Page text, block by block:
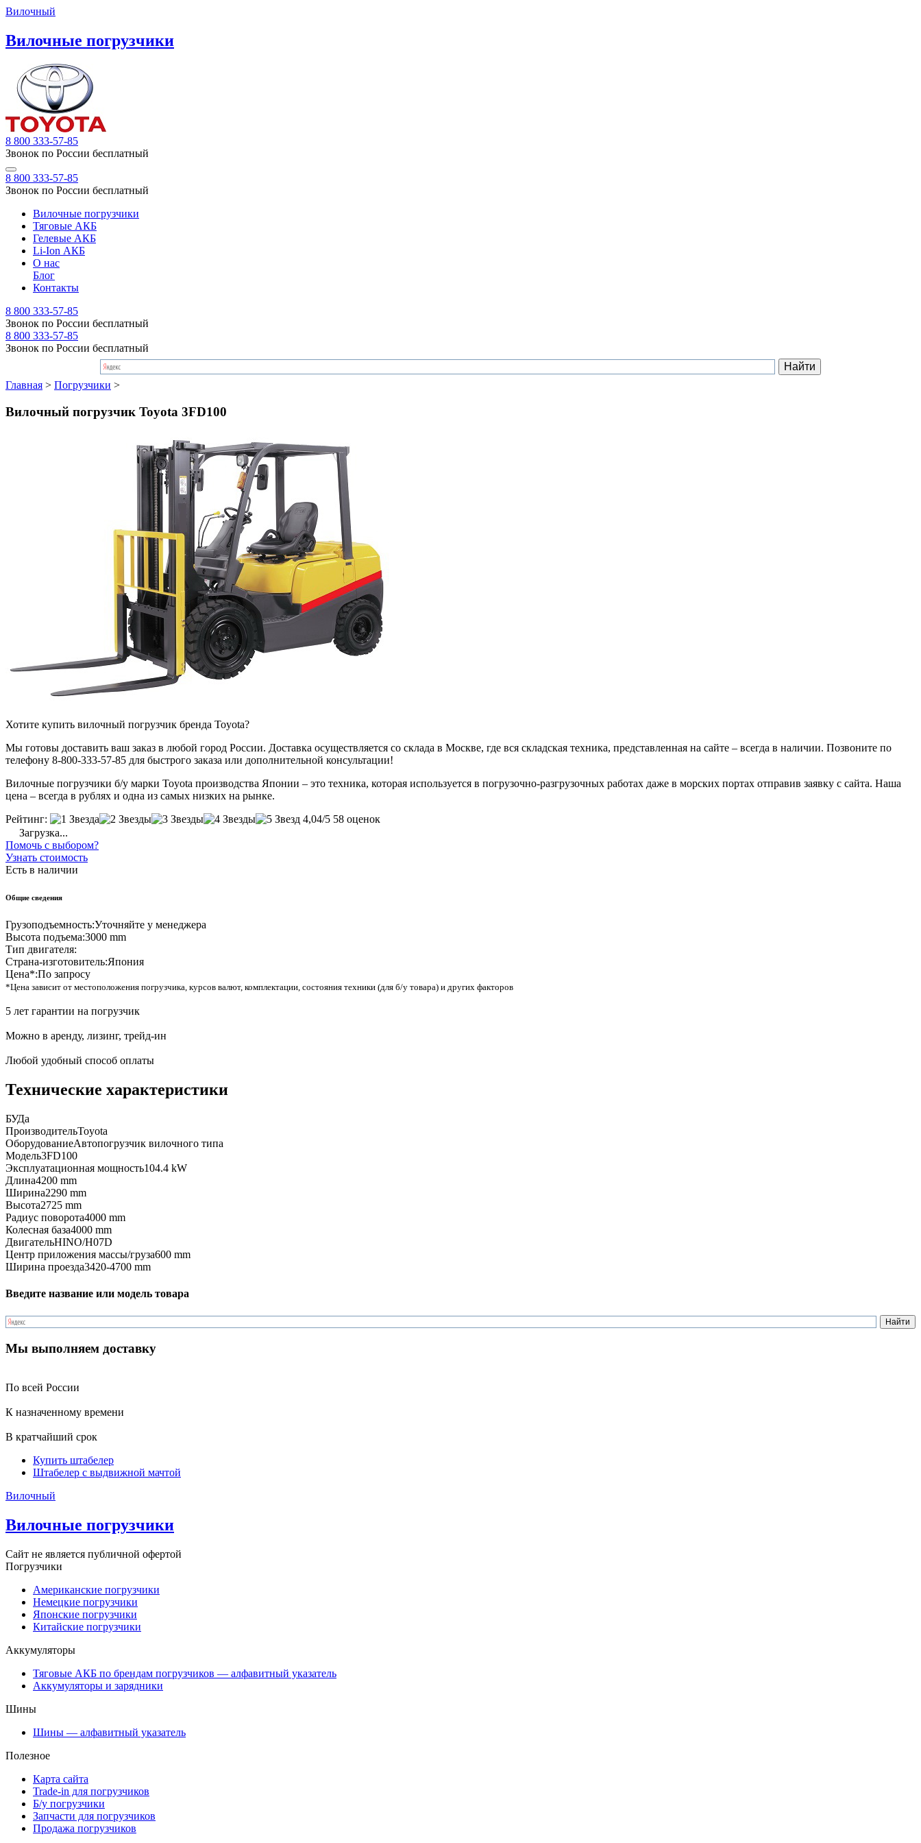
Вилочный
Вилочные погрузчики
8 800 333-57-85
Звонок по России бесплатный
8 800 333-57-85
Звонок по России бесплатный
Вилочные погрузчики
Тяговые АКБ
Гелевые АКБ
Li-Ion АКБ
О нас
Блог
Контакты
8 800 333-57-85
Звонок по России бесплатный
8 800 333-57-85
Звонок по России бесплатный
Главная > Погрузчики >
Вилочный погрузчик Toyota 3FD100
Хотите купить вилочный погрузчик бренда Toyota?
Мы готовы доставить ваш заказ в любой город России. Доставка осуществляется со склада в Москве, где вся складская техника, представленная на сайте – всегда в наличии. Позвоните по
телефону 8-800-333-57-85 для быстрого заказа или дополнительной консультации!
Вилочные погрузчики б/у марки Toyota производства Японии – это техника, которая используется в погрузочно-разгрузочных работах даже в морских портах отправив заявку с сайта. Наша
цена – всегда в рублях и одна из самых низких на рынке.
Рейтинг:
4,04/5 58 оценок
Загрузка...
Помочь с выбором?
Узнать стоимость
Есть в наличии
Общие сведения
Грузоподъемность:Уточняйте у менеджера
Высота подъема:3000 mm
Тип двигателя:
Страна-изготовитель:Япония
Цена*:По запросу
*Цена зависит от местоположения погрузчика, курсов валют, комплектации, состояния техники (для б/у товара) и других факторов
5 лет гарантии на погрузчик
Можно в аренду, лизинг, трейд-ин
Любой удобный способ оплаты
Технические характеристики
БУДа
ПроизводительToyota
ОборудованиеАвтопогрузчик вилочного типа
Модель3FD100
Эксплуатационная мощность104.4 kW
Длина4200 mm
Ширина2290 mm
Высота2725 mm
Радиус поворота4000 mm
Колесная база4000 mm
ДвигательHINO/H07D
Центр приложения массы/груза600 mm
Ширина проезда3420-4700 mm
Введите название или модель товара
Мы выполняем доставку
По всей России
К назначенному времени
В кратчайший срок
Купить штабелер
Штабелер с выдвижной мачтой
Вилочный
Вилочные погрузчики
Сайт не является публичной офертой
Погрузчики
Американские погрузчики
Немецкие погрузчики
Японские погрузчики
Китайские погрузчики
Аккумуляторы
Тяговые АКБ по брендам погрузчиков — алфавитный указатель
Аккумуляторы и зарядники
Шины
Шины — алфавитный указатель
Полезное
Карта сайта
Trade-in для погрузчиков
Б/у погрузчики
Запчасти для погрузчиков
Продажа погрузчиков